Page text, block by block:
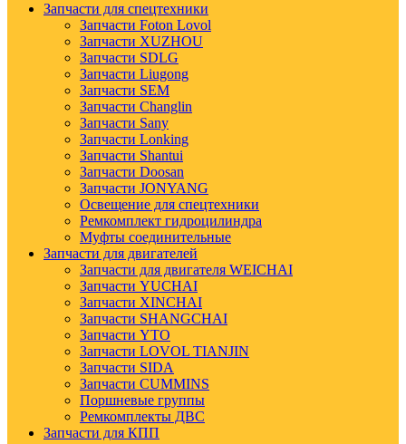
Запчасти для спецтехники
Запчасти Foton Lovol
Запчасти XUZHOU
Запчасти SDLG
Запчасти Liugong
Запчасти SEM
Запчасти Changlin
Запчасти Sany
Запчасти Lonking
Запчасти Shantui
Запчасти Doosan
Запчасти JONYANG
Освещение для спецтехники
Ремкомплект гидроцилиндра
Муфты соединительные
Запчасти для двигателей
Запчасти для двигателя WEICHAI
Запчасти YUCHAI
Запчасти XINCHAI
Запчасти SHANGCHAI
Запчасти YTO
Запчасти LOVOL TIANJIN
Запчасти SIDA
Запчасти CUMMINS
Поршневые группы
Ремкомплекты ДВС
Запчасти для КПП